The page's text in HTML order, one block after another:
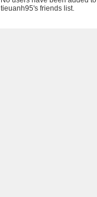
tieuanh95's friends list.